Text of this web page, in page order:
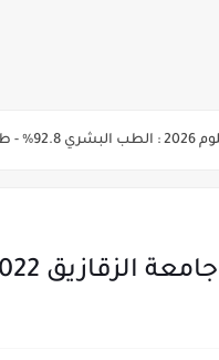
التابعة لجامعة الازهر
الزقازيق 2022